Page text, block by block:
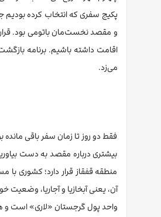
پکیج سفری که انتخاب کرده
و مقصد نخست‌مان باتومی بود.
می‌زد.
فقط دو روز تا زمان سفر باقی
بیشتری درباره مقصد به دست
منطقه قفقاز قرار دارد؛ کشوری
آن، یعنی آبخازیا و آجاریا، وضعیت
واحد پول گرجستان «لاری» است و هر